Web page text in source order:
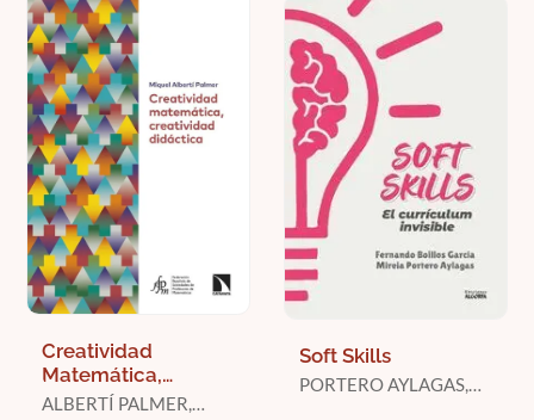
Creatividad
Matemática,
Creatividad
ALBERTÍ PALMER,
Soft Skills
PORTERO AYLAGAS,